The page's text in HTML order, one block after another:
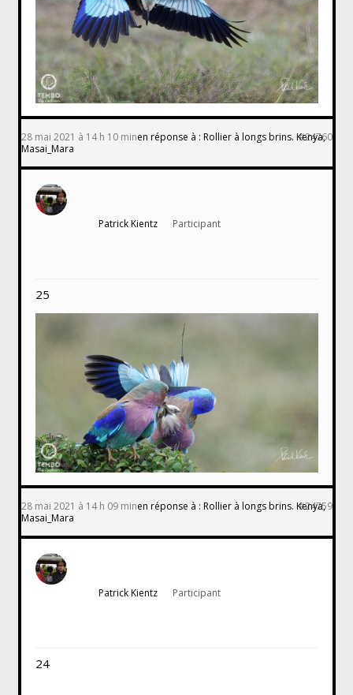
28 mai 2021 à 14 h 10 minen réponse à : Rollier à longs brins. Kenya,
Masai_Mara
#24760
Patrick Kientz Participant
25
28 mai 2021 à 14 h 09 minen réponse à : Rollier à longs brins. Kenya,
Masai_Mara
#24759
Patrick Kientz Participant
24